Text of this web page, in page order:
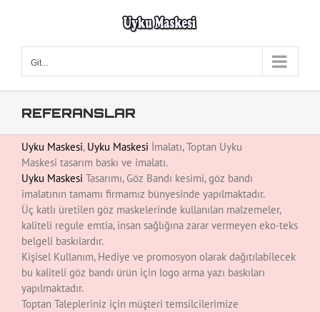
Git...
REFERANSLAR
Uyku Maskesi, Uyku Maskesi İmalatı, Toptan Uyku
Maskesi tasarım baskı ve imalatı.
Uyku Maskesi Tasarımı, Göz Bandı kesimi, göz bandı
imalatının tamamı firmamız bünyesinde yapılmaktadır.
Üç katlı üretilen göz maskelerinde kullanılan malzemeler,
kaliteli regule emtia, insan sağlığına zarar vermeyen eko-teks
belgeli baskılardır.
Kişisel Kullanım, Hediye ve promosyon olarak dağıtılabilecek
bu kaliteli göz bandı ürün için logo arma yazı baskıları
yapılmaktadır.
Toptan Talepleriniz için müşteri temsilcilerimize